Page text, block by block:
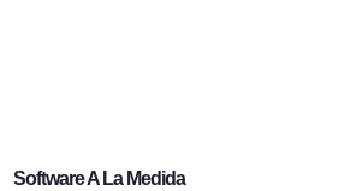
Software A La Medida